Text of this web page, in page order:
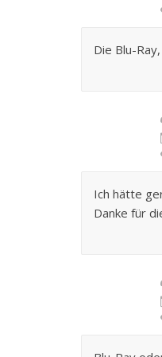
Die Blu-
Ich hätte
Danke für